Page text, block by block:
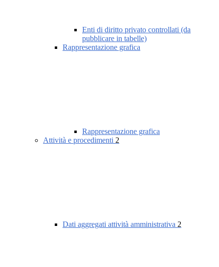
Enti di diritto privato controllati (da
pubblicare in tabelle)
Rappresentazione grafica
Rappresentazione grafica
Attività e procedimenti 2
Dati aggregati attività amministrativa 2